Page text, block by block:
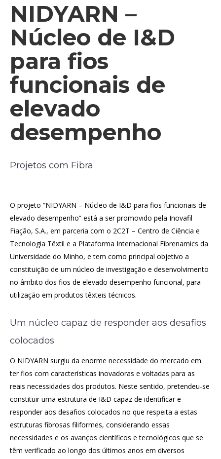
NIDYARN –
Núcleo de I&D
para fios
funcionais de
elevado
desempenho
Projetos com Fibra
O projeto “NIDYARN – Núcleo de I&D para fios funcionais de
elevado desempenho” está a ser promovido pela Inovafil
Fiação, S.A., em parceria com o 2C2T – Centro de Ciência e
Tecnologia Têxtil e a Plataforma Internacional Fibrenamics da
Universidade do Minho, e tem como principal objetivo a
constituição de um núcleo de investigação e desenvolvimento
no âmbito dos fios de elevado desempenho funcional, para
utilização em produtos têxteis técnicos.
Um núcleo capaz de responder aos desafios
colocados
O NIDYARN surgiu da enorme necessidade do mercado em
ter fios com características inovadoras e voltadas para as
reais necessidades dos produtos. Neste sentido, pretendeu-se
constituir uma estrutura de I&D capaz de identificar e
responder aos desafios colocados no que respeita a estas
estruturas fibrosas filiformes, considerando essas
necessidades e os avanços científicos e tecnológicos que se
têm verificado ao longo dos últimos anos em diversos